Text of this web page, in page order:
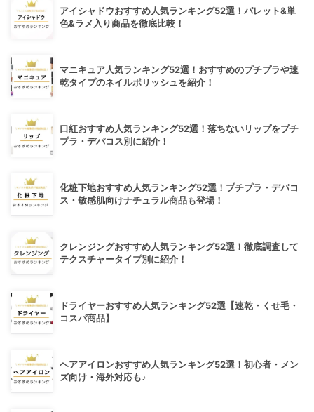
アイシャドウおすすめ人気ランキング52選！パレット&単
色&ラメ入り商品を徹底比較！
マニキュア人気ランキング52選！おすすめのプチプラや速
乾タイプのネイルポリッシュを紹介！
口紅おすすめ人気ランキング52選！落ちないリップをプチ
プラ・デパコス別に紹介！
化粧下地おすすめ人気ランキング52選！プチプラ・デパコ
ス・敏感肌向けナチュラル商品も登場！
クレンジングおすすめ人気ランキング52選！徹底調査して
テクスチャータイプ別に紹介！
ドライヤーおすすめ人気ランキング52選【速乾・くせ毛・
コスパ商品】
ヘアアイロンおすすめ人気ランキング52選！初心者・メン
ズ向け・海外対応も♪